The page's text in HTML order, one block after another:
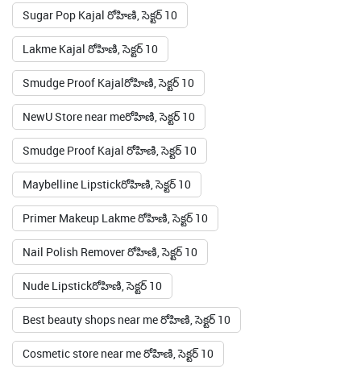
Sugar Pop Kajal రోహిణి, సెక్టర్ 10
Lakme Kajal రోహిణి, సెక్టర్ 10
Smudge Proof Kajalరోహిణి, సెక్టర్ 10
NewU Store near meరోహిణి, సెక్టర్ 10
Smudge Proof Kajal రోహిణి, సెక్టర్ 10
Maybelline Lipstickరోహిణి, సెక్టర్ 10
Primer Makeup Lakme రోహిణి, సెక్టర్ 10
Nail Polish Remover రోహిణి, సెక్టర్ 10
Nude Lipstickరోహిణి, సెక్టర్ 10
Best beauty shops near me రోహిణి, సెక్టర్ 10
Cosmetic store near me రోహిణి, సెక్టర్ 10